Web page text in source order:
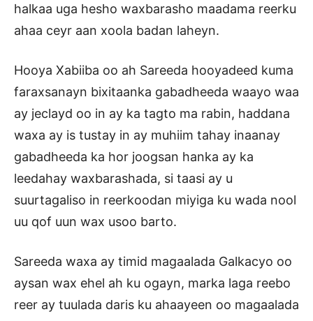
halkaa uga hesho waxbarasho maadama reerku
ahaa ceyr aan xoola badan laheyn.
Hooya Xabiiba oo ah Sareeda hooyadeed kuma
faraxsanayn bixitaanka gabadheeda waayo waa
ay jeclayd oo in ay ka tagto ma rabin, haddana
waxa ay is tustay in ay muhiim tahay inaanay
gabadheeda ka hor joogsan hanka ay ka
leedahay waxbarashada, si taasi ay u
suurtagaliso in reerkoodan miyiga ku wada nool
uu qof uun wax usoo barto.
Sareeda waxa ay timid magaalada Galkacyo oo
aysan wax ehel ah ku ogayn, marka laga reebo
reer ay tuulada daris ku ahaayeen oo magaalada